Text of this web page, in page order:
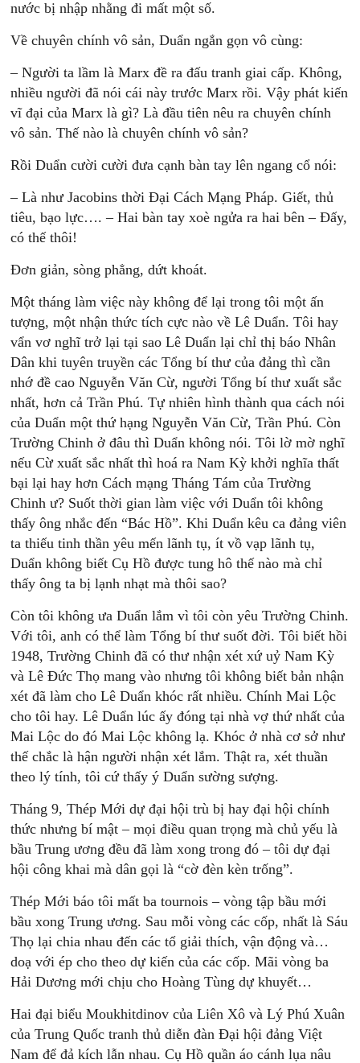
nước bị nhập nhằng đi mất một số.
Về chuyên chính vô sản, Duẩn ngắn gọn vô cùng:
– Người ta lầm là Marx đề ra đấu tranh giai cấp. Không,
nhiều người đã nói cái này trước Marx rồi. Vậy phát kiến
vĩ đại của Marx là gì? Là đầu tiên nêu ra chuyên chính
vô sản. Thế nào là chuyên chính vô sản?
Rồi Duẩn cười cười đưa cạnh bàn tay lên ngang cổ nói:
– Là như Jacobins thời Đại Cách Mạng Pháp. Giết, thủ
tiêu, bạo lực…. – Hai bàn tay xoè ngửa ra hai bên – Đấy,
có thế thôi!
Đơn giản, sòng phẳng, dứt khoát.
Một tháng làm việc này không để lại trong tôi một ấn
tượng, một nhận thức tích cực nào về Lê Duẩn. Tôi hay
vẩn vơ nghĩ trở lại tại sao Lê Duẩn lại chỉ thị báo Nhân
Dân khi tuyên truyền các Tổng bí thư của đảng thì cần
nhớ đề cao Nguyễn Văn Cừ, người Tổng bí thư xuất sắc
nhất, hơn cả Trần Phú. Tự nhiên hình thành qua cách nói
của Duẩn một thứ hạng Nguyễn Văn Cừ, Trần Phú. Còn
Trường Chinh ở đâu thì Duẩn không nói. Tôi lờ mờ nghĩ
nếu Cừ xuất sắc nhất thì hoá ra Nam Kỳ khởi nghĩa thất
bại lại hay hơn Cách mạng Tháng Tám của Trường
Chinh ư? Suốt thời gian làm việc với Duẩn tôi không
thấy ông nhắc đến “Bác Hồ”. Khi Duẩn kêu ca đảng viên
ta thiếu tinh thần yêu mến lãnh tụ, ít vồ vạp lãnh tụ,
Duẩn không biết Cụ Hồ được tung hô thế nào mà chỉ
thấy ông ta bị lạnh nhạt mà thôi sao?
Còn tôi không ưa Duẩn lắm vì tôi còn yêu Trường Chinh.
Với tôi, anh có thể làm Tổng bí thư suốt đời. Tôi biết hồi
1948, Trường Chinh đã có thư nhận xét xứ uỷ Nam Kỳ
và Lê Đức Thọ mang vào nhưng tôi không biết bản nhận
xét đã làm cho Lê Duẩn khóc rất nhiều. Chính Mai Lộc
cho tôi hay. Lê Duẩn lúc ấy đóng tại nhà vợ thứ nhất của
Mai Lộc do đó Mai Lộc không lạ. Khóc ở nhà cơ sở như
thế chắc là hận người nhận xét lắm. Thật ra, xét thuần
theo lý tính, tôi cứ thấy ý Duẩn sường sượng.
Tháng 9, Thép Mới dự đại hội trù bị hay đại hội chính
thức nhưng bí mật – mọi điều quan trọng mà chủ yếu là
bầu Trung ương đều đã làm xong trong đó – tôi dự đại
hội công khai mà dân gọi là “cờ đèn kèn trống”.
Thép Mới báo tôi mất ba tournois – vòng tập bầu mới
bầu xong Trung ương. Sau mỗi vòng các cốp, nhất là Sáu
Thọ lại chia nhau đến các tổ giải thích, vận động và…
doạ với ép cho theo dự kiến của các cốp. Mãi vòng ba
Hải Dương mới chịu cho Hoàng Tùng dự khuyết…
Hai đại biểu Moukhitdinov của Liên Xô và Lý Phú Xuân
của Trung Quốc tranh thủ diễn đàn Đại hội đảng Việt
Nam để đả kích lẫn nhau. Cụ Hồ quần áo cánh lụa nâu